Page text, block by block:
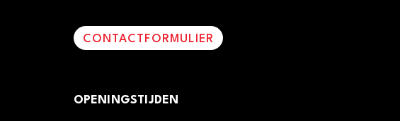
CONTACTFORMULIER
OPENINGSTIJDEN